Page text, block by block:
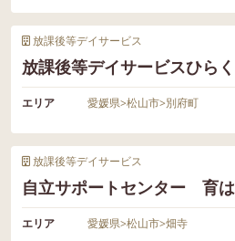
放課後等デイサービス
放課後等デイサービスひらく
エリア 愛媛県>松山市>別府町
放課後等デイサービス
自立サポートセンター 育
エリア 愛媛県>松山市>畑寺